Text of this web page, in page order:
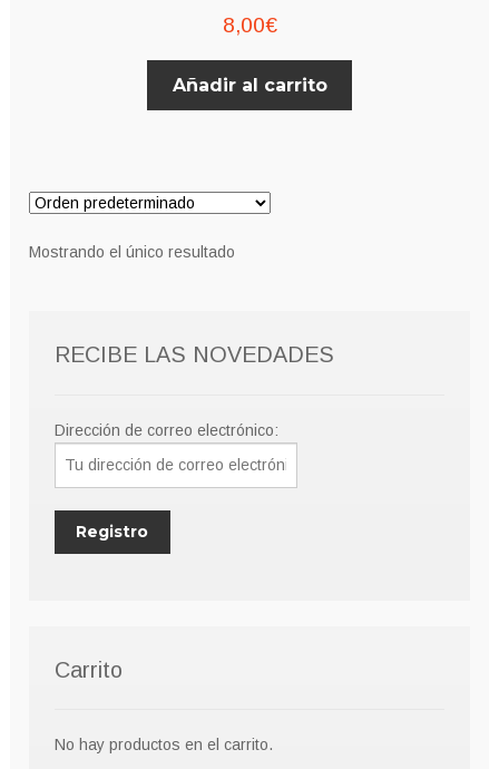
8,00€
Añadir al carrito
Mostrando el único resultado
RECIBE LAS NOVEDADES
Dirección de correo electrónico:
Carrito
No hay productos en el carrito.